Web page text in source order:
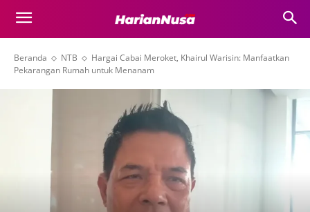
Beranda NTB
Hargai Cabai Meroket, Khairul Warisin: Manfaatkan
Pekarangan Rumah untuk Menanam